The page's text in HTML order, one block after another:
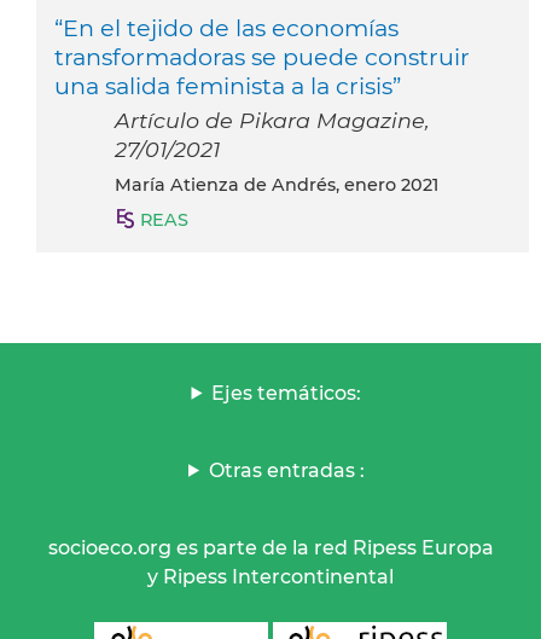
“En el tejido de las economías
transformadoras se puede construir
una salida feminista a la crisis”
Artículo de Pikara Magazine,
27/01/2021
María Atienza de Andrés, enero 2021
REAS
Ejes temáticos:
Otras entradas :
socioeco.org es parte de la red Ripess Europa
y Ripess Intercontinental